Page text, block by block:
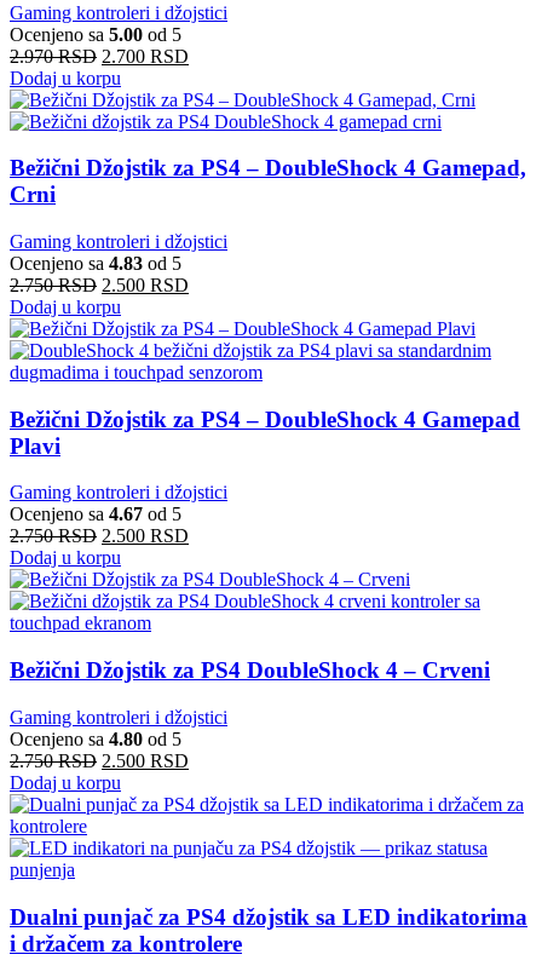
Gaming kontroleri i džojstici
Ocenjeno sa 5.00 od 5
2.970RSD 2.700 RSD
Dodaj u korpu
Bežični Džojstik za PS4 – DoubleShock 4 Gamepad,
Crni
Gaming kontroleri i džojstici
Ocenjeno sa 4.83 od 5
2.750RSD 2.500 RSD
Dodaj u korpu
Bežični Džojstik za PS4 – DoubleShock 4 Gamepad
Plavi
Gaming kontroleri i džojstici
Ocenjeno sa 4.67 od 5
2.750RSD 2.500 RSD
Dodaj u korpu
Bežični Džojstik za PS4 DoubleShock 4 – Crveni
Gaming kontroleri i džojstici
Ocenjeno sa 4.80 od 5
2.750RSD 2.500 RSD
Dodaj u korpu
Dualni punjač za PS4 džojstik sa LED indikatorima
i držačem za kontrolere